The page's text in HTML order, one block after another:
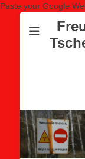
Paste your Google